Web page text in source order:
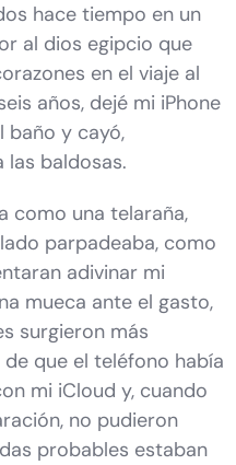
hace tiempo en un
al dios egipcio que
en el viaje al
años, dejé mi iPhone
baño y cayó,
las baldosas.
como una telaraña,
parpadeaba, como
adivinar mi
mueca ante el gasto,
surgieron más
que el teléfono había
mi iCloud y, cuando
no pudieron
probables estaban